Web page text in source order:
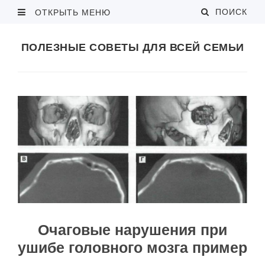
ОТКРЫТЬ МЕНЮ ПОИСК
ПОЛЕЗНЫЕ СОВЕТЫ ДЛЯ ВСЕЙ СЕМЬИ
Очаговые нарушения при
ушибе головного мозга пример